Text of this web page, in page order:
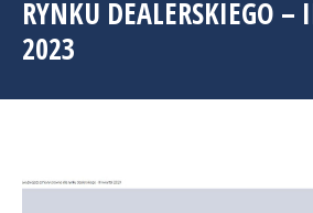
RYNKU DEALERSKIEGO
2023